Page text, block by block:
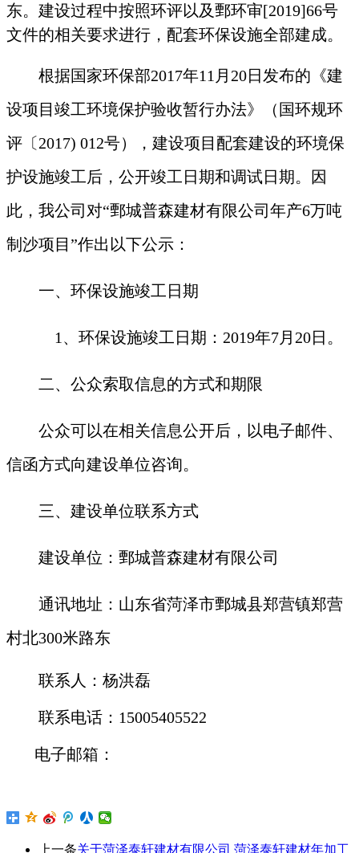
东。建设过程中按照环评以及鄄环审[2019]66号
文件的相关要求进行，配套环保设施全部建成。
根据国家环保部2017年11月20日发布的《建
设项目竣工环境保护验收暂行办法》（国环规环
评〔2017) 012号），建设项目配套建设的环境保
护设施竣工后，公开竣工日期和调试日期。因
此，我公司对“鄄城普森建材有限公司年产6万吨
制沙项目”作出以下公示：
一、环保设施竣工日期
1 、环保设施竣工日期：2019年7月20日。
二、公众索取信息的方式和期限
公众可以在相关信息公开后，以电子邮件、
信函方式向建设单位咨询。
三、建设单位联系方式
建设单位：鄄城普森建材有限公司
通讯地址：山东省菏泽市鄄城县郑营镇郑营
村北300米路东
联系人：杨洪磊
联系电话：15005405522
电子邮箱：
上一条关于菏泽泰轩建材有限公司 菏泽泰轩建材年加工